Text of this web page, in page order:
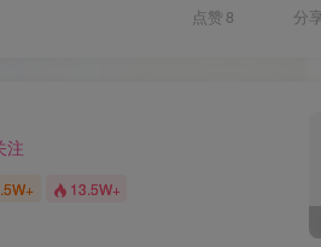
点赞 8 分
注
13.5W+